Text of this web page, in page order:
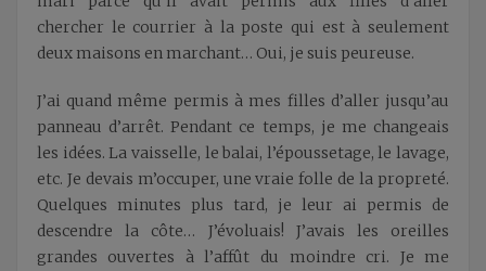
chercher le courrier à la poste qui est à seulement
deux maisons en marchant… Oui, je suis peureuse.
J’ai quand même permis à mes filles d’aller jusqu’au
panneau d’arrêt. Pendant ce temps, je me changeais
les idées. La vaisselle, le balai, l’époussetage, le lavage,
etc. Je devais m’occuper, une vraie folle de la propreté.
Quelques minutes plus tard, je leur ai permis de
descendre la côte… J’évoluais! J’avais les oreilles
grandes ouvertes à l’affût du moindre cri. Je me